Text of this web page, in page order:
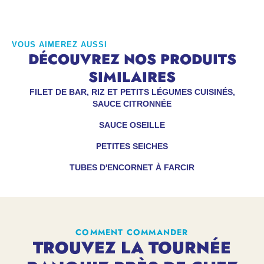
VOUS AIMEREZ AUSSI
DÉCOUVREZ NOS PRODUITS
SIMILAIRES
PETITES SEICHES
TUBES D'ENCORNET À FARCIR
FILET DE BAR, RIZ ET PETITS LÉGUMES CUISINÉS,
SAUCE CITRONNÉE
SAUCE OSEILLE
COMMENT COMMANDER
TROUVEZ LA TOURNÉE